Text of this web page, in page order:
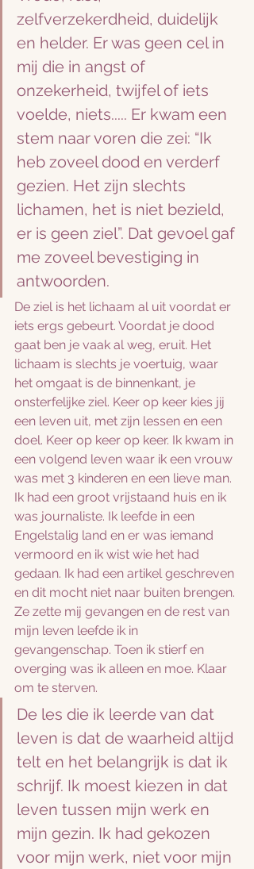
zelfverzekerdheid, duidelijk
en helder. Er was geen cel in
mij die in angst of
onzekerheid, twijfel of iets
voelde, niets..... Er kwam een
stem naar voren die zei: “Ik
heb zoveel dood en verderf
gezien. Het zijn slechts
lichamen, het is niet bezield,
er is geen ziel”. Dat gevoel gaf
me zoveel bevestiging in
antwoorden.
De ziel is het lichaam al uit voordat er
iets ergs gebeurt. Voordat je dood
gaat ben je vaak al weg, eruit. Het
lichaam is slechts je voertuig, waar
het omgaat is de binnenkant, je
onsterfelijke ziel. Keer op keer kies jij
een leven uit, met zijn lessen en een
doel. Keer op keer op keer. Ik kwam in
een volgend leven waar ik een vrouw
was met 3 kinderen en een lieve man.
Ik had een groot vrijstaand huis en ik
was journaliste. Ik leefde in een
Engelstalig land en er was iemand
vermoord en ik wist wie het had
gedaan. Ik had een artikel geschreven
en dit mocht niet naar buiten brengen.
Ze zette mij gevangen en de rest van
mijn leven leefde ik in
gevangenschap. Toen ik stierf en
overging was ik alleen en moe. Klaar
om te sterven.
De les die ik leerde van dat
leven is dat de waarheid altijd
telt en het belangrijk is dat ik
schrijf. Ik moest kiezen in dat
leven tussen mijn werk en
mijn gezin. Ik had gekozen
voor mijn werk, niet voor mijn